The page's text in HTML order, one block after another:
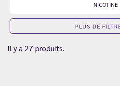
NICOTINE
PLUS DE
Il y a 27 produits.